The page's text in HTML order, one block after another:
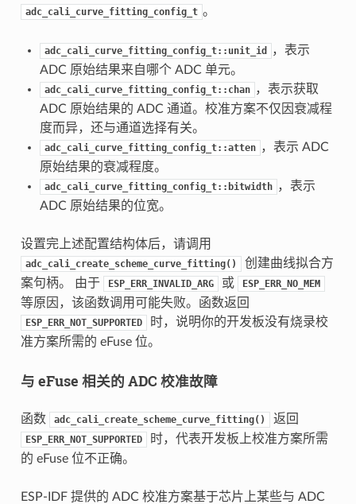
adc_cali_curve_fitting_config_t 。
adc_cali_curve_fitting_config_t::unit_id
，表示
ADC 原始结果来自哪个 ADC 单元。
adc_cali_curve_fitting_config_t::chan ，表示获取
ADC 原始结果的 ADC 通道。校准方案不仅因衰减程
度而异，还与通道选择有关。
adc_cali_curve_fitting_config_t::atten ，表示 ADC
原始结果的衰减程度。
adc_cali_curve_fitting_config_t::bitwidth ，表示
ADC 原始结果的位宽。
设置完上述配置结构体后，请调用
adc_cali_create_scheme_curve_fitting()
创建曲线拟合方
案句柄。 由于
ESP_ERR_INVALID_ARG 或 ESP_ERR_NO_MEM
等原因，该函数调用可能失败。函数返回
ESP_ERR_NOT_SUPPORTED
时，说明你的开发板没有烧录校
准方案所需的 eFuse 位。
与 eFuse 相关的 ADC 校准故障
函数 adc_cali_create_scheme_curve_fitting() 返回
ESP_ERR_NOT_SUPPORTED
时，代表开发板上校准方案所需
的 eFuse 位不正确。
ESP-IDF 提供的 ADC 校准方案基于芯片上某些与 ADC